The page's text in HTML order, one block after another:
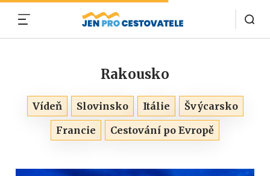
Rakousko
Vídeň Slovinsko Itálie
Švýcarsko
Francie
Cestování po Evropě